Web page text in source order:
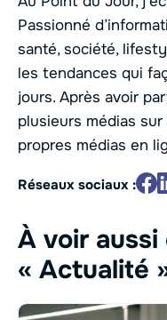
Passionné
santé, société,
les tendances qui
jours. Après avoir
plusieurs médias
propres médias en
Réseaux sociaux :
À voir aussi
« Actualité